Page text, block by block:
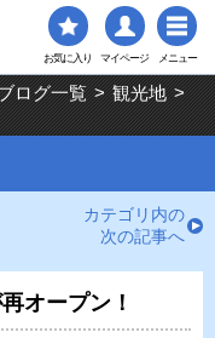
お気に入り マイページ メニュー
ログ一覧 > 観光地 >
カテゴリ内の
次の記事へ
オープン！